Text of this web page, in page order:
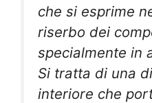
che si esprime
riserbo dei
specialmente in
Si tratta di una
interiore che